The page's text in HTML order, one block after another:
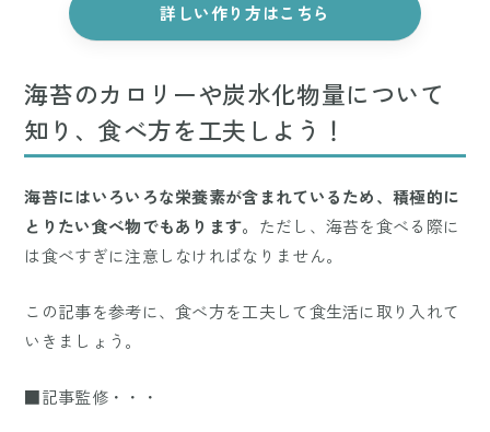
詳しい作り方はこちら
海苔のカロリーや炭水化物量について
知り、食べ方を工夫しよう！
海苔にはいろいろな栄養素が含まれているため、積極的に
とりたい食べ物でもあります。 ただし、海苔を食べる際に
は食べすぎに注意しなければなりません。
この記事を参考に、食べ方を工夫して食生活に取り入れて
いきましょう。
■記事監修・・・